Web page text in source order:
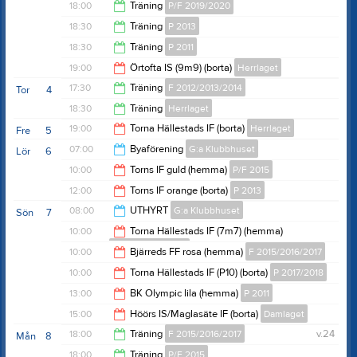
19:15
19:15
18:00 Träning P/F 2019/2020
19:00
18:30 Träning P 2013
20:00
18:30 Träning P 2011
20:00
19:00 Örtofta IS (9m9) (borta) Herrlaget
21:00
4
Tor 17:30 Träning F 2012/2013/2014
19:00
18:30 Träning Herrlaget
20:00
5
Fre 19:00 Torna Hällestads IF (borta) Herrlaget
21:00
6
Lör 07:00 Byaförening G:a Klubbhuset
13:00
10:00 Torns IF guld (hemma) P/F 2015
12:00
12:00 Torns IF orange (borta) P 2013
14:00
7
Sön 08:00 UTHYRT G:a Klubbhuset
19:00
10:00
Torna Hällestads IF (7m7) (hemma)
F 2012/2013/2014
12:00
10:00 Bjärreds FF rosa (hemma) F 2015/2016/2017
12:00
10:00 Torna Hällestads IF (P10) (borta) P 2017/2018
12:00
13:00 BK Olympic lila (hemma) P 2011
15:00
15:00 Höörs IS/Maglasäte IF (borta) Damlaget
17:00
8
Mån v.24
18:00 Träning F 2015/2016/2017